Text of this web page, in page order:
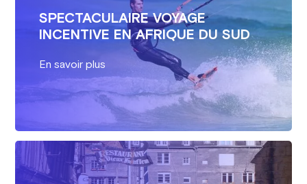
SPECTACULAIRE VOYAGE
INCENTIVE EN AFRIQUE DU SUD
En savoir plus